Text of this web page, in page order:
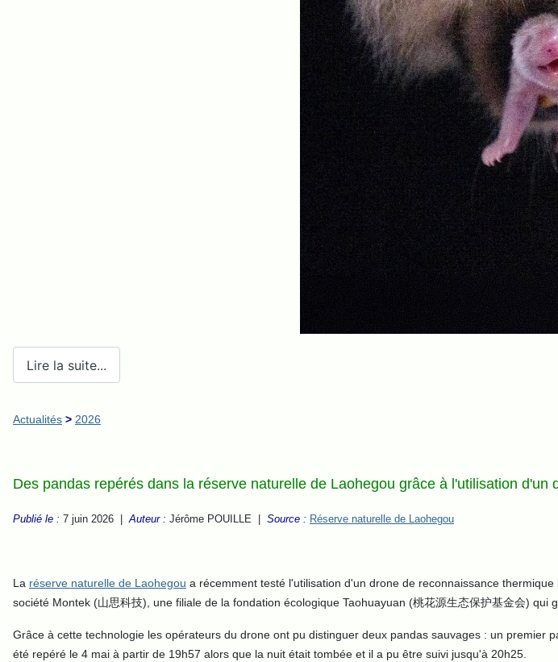
Lire la suite...
Actualités > 2026
Des pandas repérés dans la réserve naturelle de Laohegou grâce à l'utilisation d'un
Publié le : 7 juin 2026 |Auteur : Jérôme POUILLE | Source : Réserve naturelle de Laohegou
La réserve naturelle de Laohegou a récemment testé l'utilisation d'un drone de reconnaissance
société Montek (山思科技), une filiale de la fondation écologique Taohuayuan (桃花源生态保护基金会) qui
Grâce à cette technologie les opérateurs du drone ont pu distinguer deux pandas sauvages : un
été repéré le 4 mai à partir de 19h57 alors que la nuit était tombée et il a pu être suivi jusqu'à 20h25.